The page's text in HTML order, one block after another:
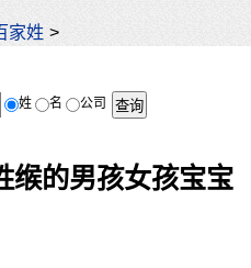
家姓 >
姓 名 公司
缑的男孩女孩宝宝